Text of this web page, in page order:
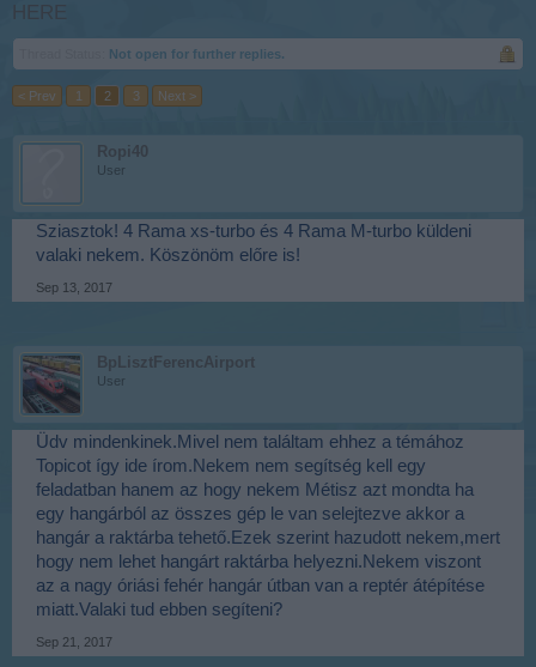
HERE
Not open for further replies.
< Prev 1 2 3 Next >
Ropi40
User
Sziasztok! 4 Rama xs-turbo és 4 Rama M-turbo küldeni
valaki nekem. Köszönöm előre is!
Sep 13, 2017
BpLisztFerencAirport
User
Üdv mindenkinek.Mivel nem találtam ehhez a témához
Topicot így ide írom.Nekem nem segítség kell egy
feladatban hanem az hogy nekem Métisz azt mondta ha
egy hangárból az összes gép le van selejtezve akkor a
hangár a raktárba tehető.Ezek szerint hazudott nekem,mert
hogy nem lehet hangárt raktárba helyezni.Nekem viszont
az a nagy óriási fehér hangár útban van a reptér átépítése
miatt.Valaki tud ebben segíteni?
Sep 21, 2017